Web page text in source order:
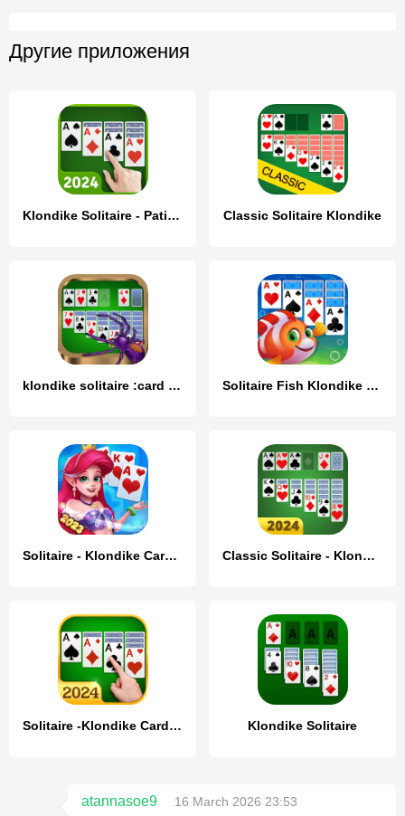
Другие приложения
Klondike Solitaire - Patience Classic Solitaire Klondike
klondike solitaire :card shark Solitaire Fish Klondike Card
Solitaire - Klondike Card Game Classic Solitaire - Klondike
Solitaire -Klondike Card Games Klondike Solitaire
atannasoe9
16 March 2026 23:53